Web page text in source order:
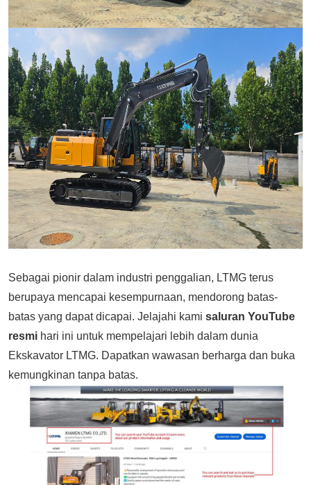
Sebagai pionir dalam industri penggalian, LTMG terus
berupaya mencapai kesempurnaan, mendorong batas-
batas yang dapat dicapai. Jelajahi kami saluran YouTube
resmi hari ini untuk mempelajari lebih dalam dunia
Ekskavator LTMG. Dapatkan wawasan berharga dan buka
kemungkinan tanpa batas.